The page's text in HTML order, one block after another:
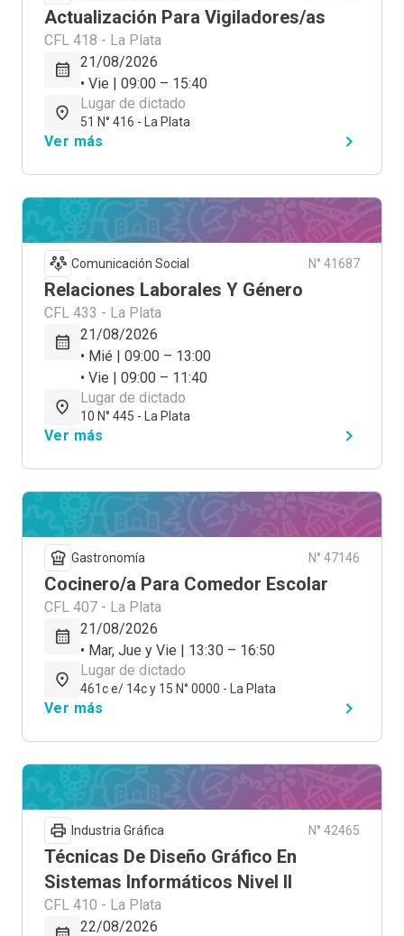
Actualización Para Vigiladores/as
CFL 418 - La Plata
21/08/2026
• Vie | 09:00 – 15:40
Lugar de dictado
51 N° 416 - La Plata
Ver más
Comunicación Social N° 41687
Relaciones Laborales Y Género
CFL 433 - La Plata
21/08/2026
• Mié | 09:00 – 13:00
• Vie | 09:00 – 11:40
Lugar de dictado
10 N° 445 - La Plata
Ver más
Gastronomía N° 47146
Cocinero/a Para Comedor Escolar
CFL 407 - La Plata
21/08/2026
• Mar, Jue y Vie | 13:30 – 16:50
Lugar de dictado
461c e/ 14c y 15 N° 0000 - La Plata
Ver más
Industria Gráfica N° 42465
Técnicas De Diseño Gráfico En
Sistemas Informáticos Nivel II
CFL 410 - La Plata
22/08/2026